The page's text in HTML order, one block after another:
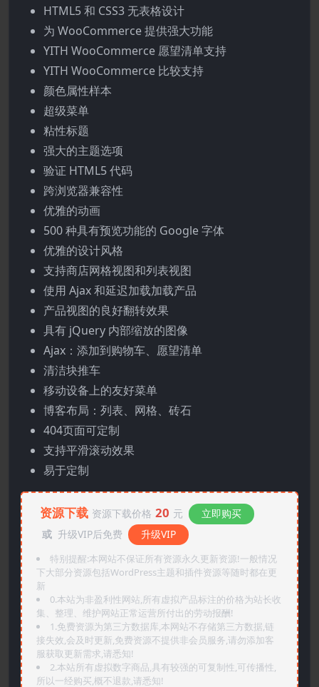
HTML5 和 CSS3 无表格设计
为 WooCommerce 提供强大功能
YITH WooCommerce 愿望清单支持
YITH WooCommerce 比较支持
颜色属性样本
超级菜单
粘性标题
强大的主题选项
验证 HTML5 代码
跨浏览器兼容性
优雅的动画
500 种具有预览功能的 Google 字体
优雅的设计风格
支持商店网格视图和列表视图
使用 Ajax 和延迟加载加载产品
产品视图的良好翻转效果
具有 jQuery 内部缩放的图像
Ajax：添加到购物车、愿望清单
清洁块推车
移动设备上的友好菜单
博客布局：列表、网格、砖石
404页面可定制
支持平滑滚动效果
易于定制
资源下载 资源下载价格 20 元
立即购买
或 升级VIP后免费 升级VIP
特别提醒:本网站不保证所有资源永久更新资源!一般情况
下大部分资源包括WordPress主题和插件资源等随时都在更
新
0.本站为非盈利性网站,所有虚拟产品标注的价格为站长收
集、整理、维护网站正常运营所付出的劳动报酬!
1.免费资源为第三方数据库,本网站不存储第三方数据,链
接失效,会及时更新,免费资源不提供非会员服务,请勿添加客
服获取更新需求,请悉知!
2.本站所有虚拟数字商品,具有较强的可复制性,可传播性,
所以一经购买,概不退款,请悉知!